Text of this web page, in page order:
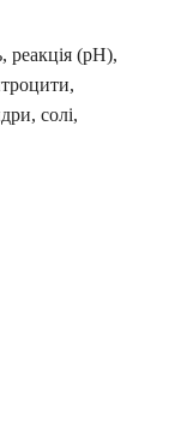
реакція (pH),
солі,